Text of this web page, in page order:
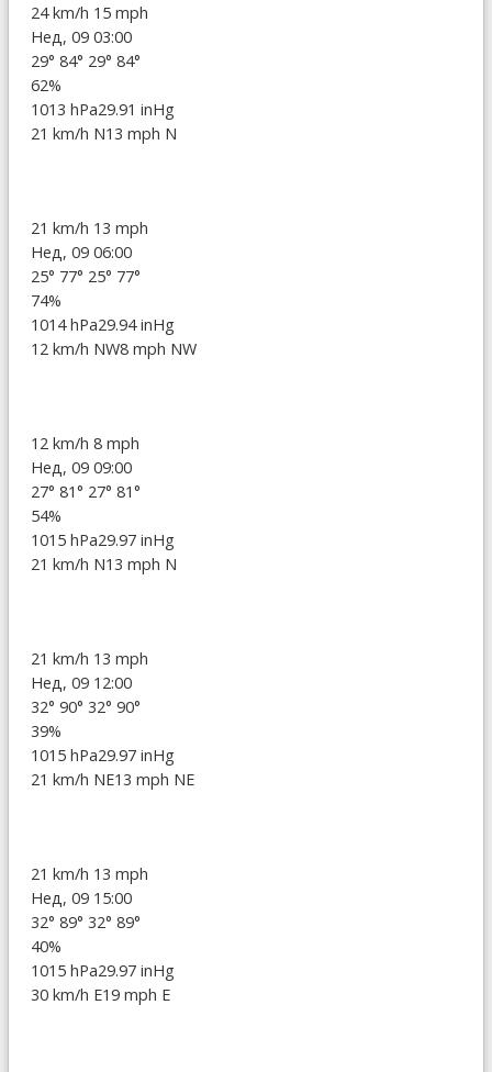
24 km/h 15 mph
Нед, 09 03:00
29° 84° 29° 84°
62%
1013 hPa29.91 inHg
21 km/h N13 mph N
21 km/h 13 mph
Нед, 09 06:00
25° 77° 25° 77°
74%
1014 hPa29.94 inHg
12 km/h NW8 mph NW
12 km/h 8 mph
Нед, 09 09:00
27° 81° 27° 81°
54%
1015 hPa29.97 inHg
21 km/h N13 mph N
21 km/h 13 mph
Нед, 09 12:00
32° 90° 32° 90°
39%
1015 hPa29.97 inHg
21 km/h NE13 mph NE
21 km/h 13 mph
Нед, 09 15:00
32° 89° 32° 89°
40%
1015 hPa29.97 inHg
30 km/h E19 mph E